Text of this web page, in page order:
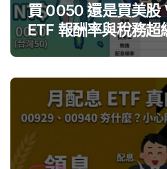
買 0050 還是買美股
ETF 報酬率與稅務超